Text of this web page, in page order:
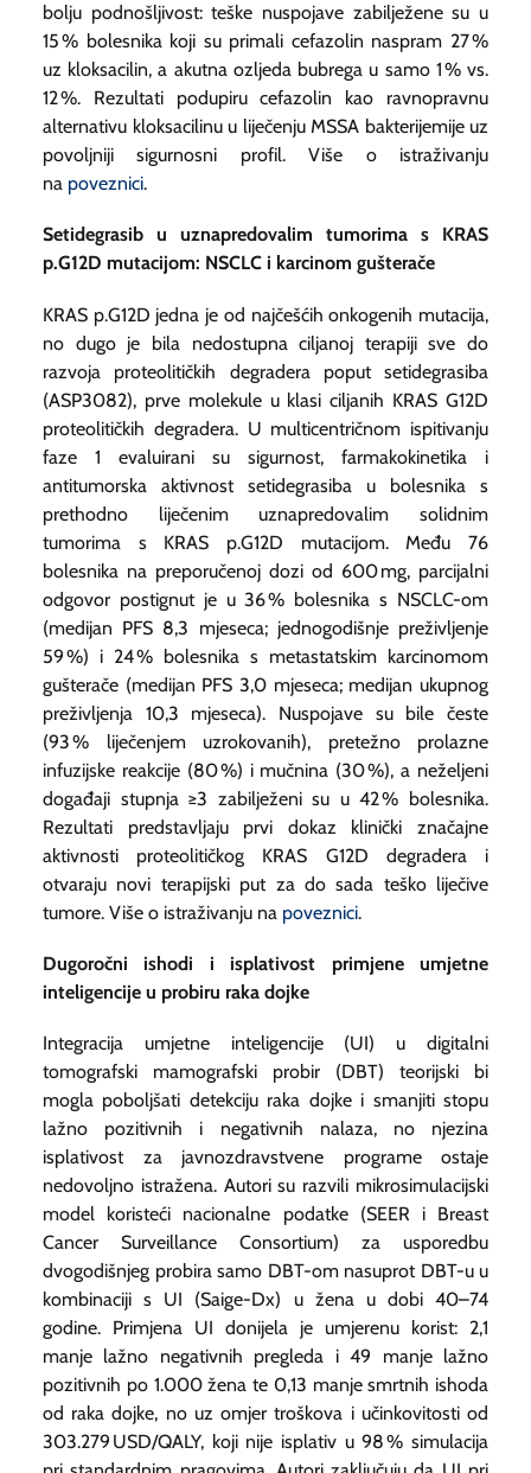
bolju podnošljivost: teške nuspojave zabilježene su u
15 % bolesnika koji su primali cefazolin naspram 27 %
uz kloksacilin, a akutna ozljeda bubrega u samo 1 % vs.
12 %. Rezultati podupiru cefazolin kao ravnopravnu
alternativu kloksacilinu u liječenju MSSA bakterijemije uz
povoljniji sigurnosni profil. Više o istraživanju
na poveznici.
Setidegrasib u uznapredovalim tumorima s KRAS
p.G12D mutacijom: NSCLC i karcinom gušterače
KRAS p.G12D jedna je od najčešćih onkogenih mutacija,
no dugo je bila nedostupna ciljanoj terapiji sve do
razvoja proteolitičkih degradera poput setidegrasiba
(ASP3082), prve molekule u klasi ciljanih KRAS G12D
proteolitičkih degradera. U multicentričnom ispitivanju
faze 1 evaluirani su sigurnost, farmakokinetika i
antitumorska aktivnost setidegrasiba u bolesnika s
prethodno liječenim uznapredovalim solidnim
tumorima s KRAS p.G12D mutacijom. Među 76
bolesnika na preporučenoj dozi od 600 mg, parcijalni
odgovor postignut je u 36 % bolesnika s NSCLC-om
(medijan PFS 8,3 mjeseca; jednogodišnje preživljenje
59 %) i 24 % bolesnika s metastatskim karcinomom
gušterače (medijan PFS 3,0 mjeseca; medijan ukupnog
preživljenja 10,3 mjeseca). Nuspojave su bile česte
(93 % liječenjem uzrokovanih), pretežno prolazne
infuzijske reakcije (80 %) i mučnina (30 %), a neželjeni
događaji stupnja ≥3 zabilježeni su u 42 % bolesnika.
Rezultati predstavljaju prvi dokaz klinički značajne
aktivnosti proteolitičkog KRAS G12D degradera i
otvaraju novi terapijski put za do sada teško liječive
tumore. Više o istraživanju na poveznici.
Dugoročni ishodi i isplativost primjene umjetne
inteligencije u probiru raka dojke
Integracija umjetne inteligencije (UI) u digitalni
tomografski mamografski probir (DBT) teorijski bi
mogla poboljšati detekciju raka dojke i smanjiti stopu
lažno pozitivnih i negativnih nalaza, no njezina
isplativost za javnozdravstvene programe ostaje
nedovoljno istražena. Autori su razvili mikrosimulacijski
model koristeći nacionalne podatke (SEER i Breast
Cancer Surveillance Consortium) za usporedbu
dvogodišnjeg probira samo DBT-om nasuprot DBT-u u
kombinaciji s UI (Saige-Dx) u žena u dobi 40–74
godine. Primjena UI donijela je umjerenu korist: 2,1
manje lažno negativnih pregleda i 49 manje lažno
pozitivnih po 1.000 žena te 0,13 manje smrtnih ishoda
od raka dojke, no uz omjer troškova i učinkovitosti od
303.279 USD/QALY, koji nije isplativ u 98 % simulacija